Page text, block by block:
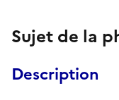
Sujet de la
Description